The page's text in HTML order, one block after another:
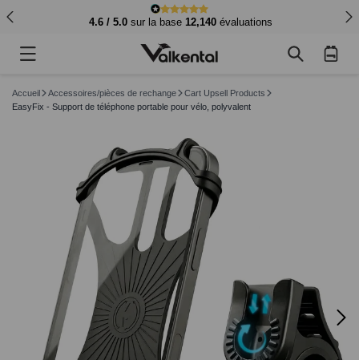
4.6 / 5.0sur la base 12,140évaluations
Panier
d'achat
Accueil Accessoires/pièces de rechange
Cart Upsell Products
EasyFix - Support de téléphone portable pour vélo, polyvalent